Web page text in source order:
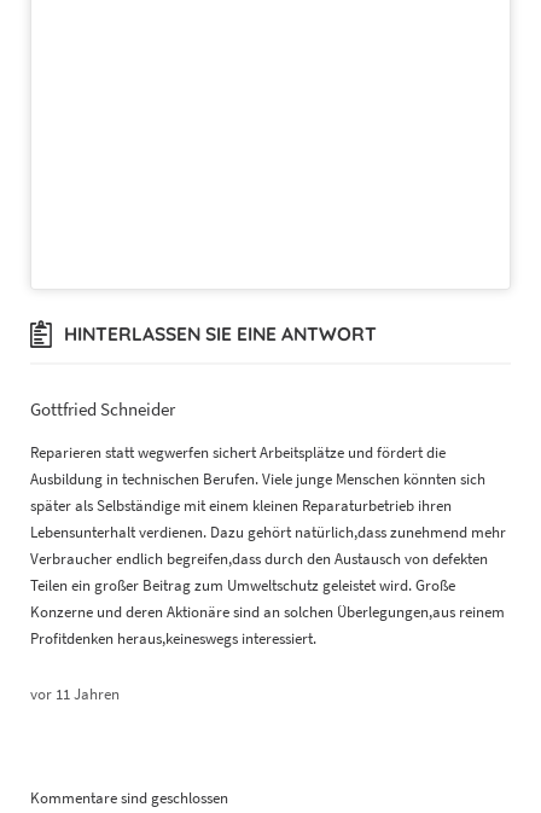
HINTERLASSEN SIE EINE ANTWORT
Gottfried Schneider
Reparieren statt wegwerfen sichert Arbeitsplätze und fördert die
Ausbildung in technischen Berufen. Viele junge Menschen könnten sich
später als Selbständige mit einem kleinen Reparaturbetrieb ihren
Lebensunterhalt verdienen. Dazu gehört natürlich,dass zunehmend mehr
Verbraucher endlich begreifen,dass durch den Austausch von defekten
Teilen ein großer Beitrag zum Umweltschutz geleistet wird. Große
Konzerne und deren Aktionäre sind an solchen Überlegungen,aus reinem
Profitdenken heraus,keineswegs interessiert.
vor 11 Jahren
Kommentare sind geschlossen